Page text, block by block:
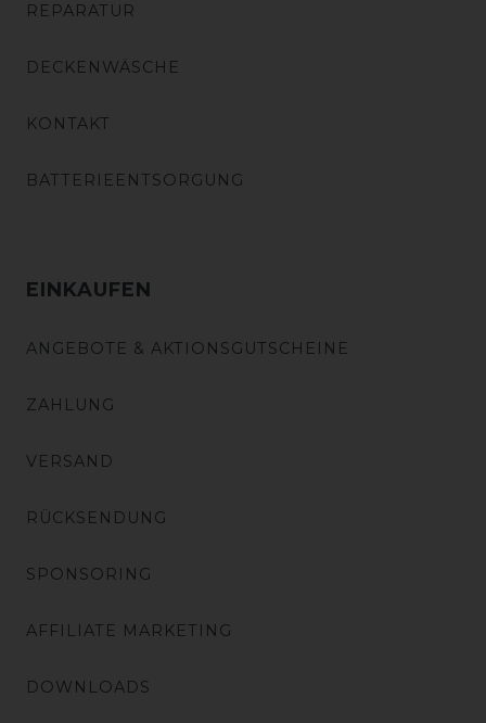
REPARATUR
DECKENWÄSCHE
KONTAKT
BATTERIEENTSORGUNG
EINKAUFEN
ANGEBOTE & AKTIONSGUTSCHEINE
ZAHLUNG
VERSAND
RÜCKSENDUNG
SPONSORING
AFFILIATE MARKETING
DOWNLOADS